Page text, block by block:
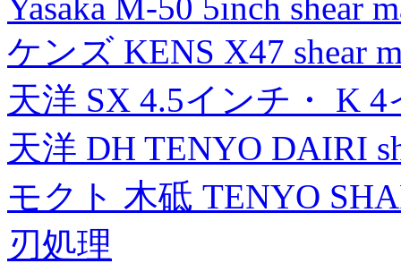
ケンズ KENS X47 shear
天洋 SX 4.5インチ・ K
天洋 DH TENYO DAIRI
モクト 木砥 TENYO
刃処理